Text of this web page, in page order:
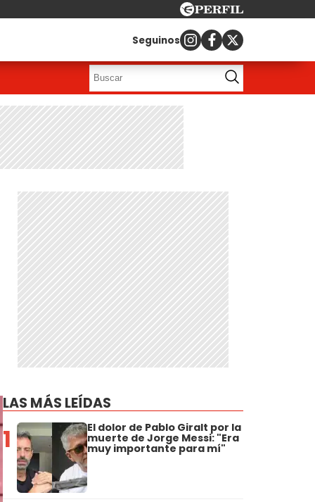
Seguinos
LAS MÁS LEÍDAS
1 El dolor de Pablo Giralt por la
muerte de Jorge Messi: "Era
muy importante para mí"